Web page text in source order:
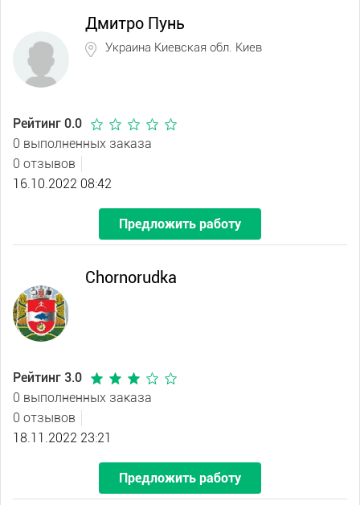
Дмитро Пунь
Украина Киевская обл. Киев
Рейтинг 0.0
0 выполненных заказа
0 отзывов
16.10.2022 08:42
Предложить работу
Chornorudka
Рейтинг 3.0
0 выполненных заказа
0 отзывов
18.11.2022 23:21
Предложить работу